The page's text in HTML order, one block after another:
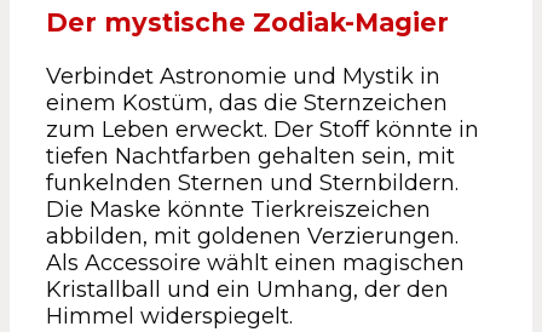
Der mystische Zodiak-Magier
Verbindet Astronomie und Mystik in
einem Kostüm, das die Sternzeichen
zum Leben erweckt. Der Stoff könnte in
tiefen Nachtfarben gehalten sein, mit
funkelnden Sternen und Sternbildern.
Die Maske könnte Tierkreiszeichen
abbilden, mit goldenen Verzierungen.
Als Accessoire wählt einen magischen
Kristallball und ein Umhang, der den
Himmel widerspiegelt.